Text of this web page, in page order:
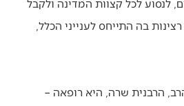
לנסוע לכל קצוות המדינה ולקבל
בה התייחס לענייני הכלל,
הרבנית שרה, היא רופאה –